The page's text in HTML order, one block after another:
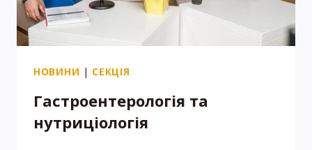
НОВИНИ | СЕКЦІЯ
Гастроентерологія та
нутриціологія